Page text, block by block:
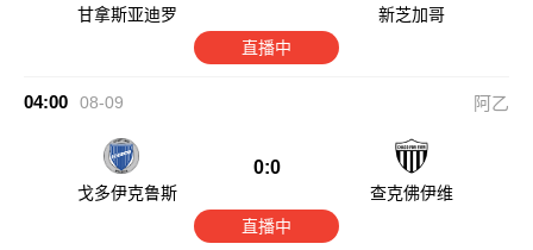
甘拿斯亚迪罗
新芝加哥
直播中
04:00 08-09 阿乙
戈多伊克鲁斯
0:0
查克佛伊维
直播中